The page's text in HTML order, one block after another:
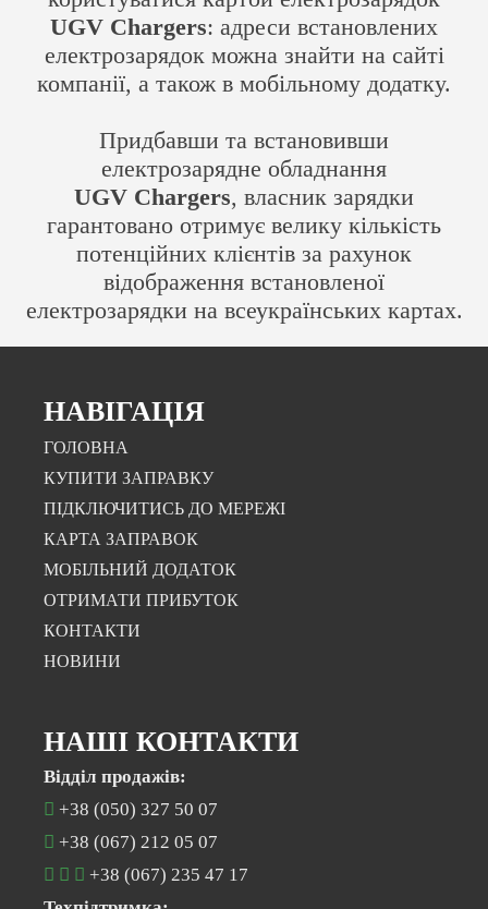
UGV Chargers: адреси встановлених
електрозарядок можна знайти на сайті
компанії, а також в мобільному додатку.
Придбавши та встановивши
електрозарядне обладнання
UGV Chargers, власник зарядки
гарантовано отримує велику кількість
потенційних клієнтів за рахунок
відображення встановленої
електрозарядки на всеукраїнських картах.
НАВІГАЦІЯ
ГОЛОВНА
КУПИТИ ЗАПРАВКУ
ПІДКЛЮЧИТИСЬ ДО МЕРЕЖІ
КАРТА ЗАПРАВОК
МОБІЛЬНИЙ ДОДАТОК
ОТРИМАТИ ПРИБУТОК
КОНТАКТИ
НОВИНИ
НАШІ КОНТАКТИ
Відділ продажів:
+38 (050) 327 50 07
+38 (067) 212 05 07
+38 (067) 235 47 17